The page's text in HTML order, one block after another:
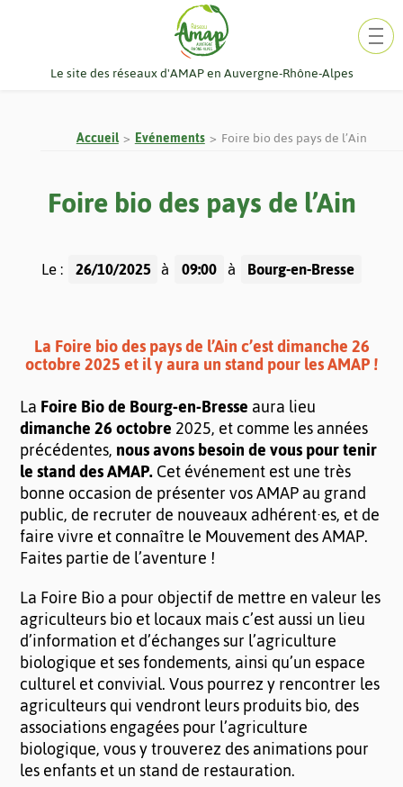
Le site des réseaux d'AMAP en Auvergne-Rhône-Alpes
Accueil Evénements Foire bio des pays de l’Ain
Foire bio des pays de l’Ain
Le : 26/10/2025 à 09:00 à Bourg-en-Bresse
La Foire bio des pays de l’Ain c’est dimanche 26
octobre 2025 et il y aura un stand pour les AMAP !
LaFoire Bio de Bourg-en-Bresseaura lieu
dimanche 26 octobre2025, et comme les années
précédentes,nous avons besoin de vous pour tenir
le stand des AMAP.Cet événement est une très
bonne occasion de présenter vos AMAP au grand
public, de recruter de nouveaux adhérent·es, et de
faire vivre et connaître le Mouvement des AMAP.
Faites partie de l’aventure !
La Foire Bio a pour objectif de mettre en valeur les
agriculteurs bio et locaux mais c’est aussi un lieu
d’information et d’échanges sur l’agriculture
biologique et ses fondements, ainsi qu’un espace
culturel et convivial. Vous pourrez y rencontrer les
agriculteurs qui vendront leurs produits bio, des
associations engagées pour l’agriculture
biologique, vous y trouverez des animations pour
les enfants et un stand de restauration.